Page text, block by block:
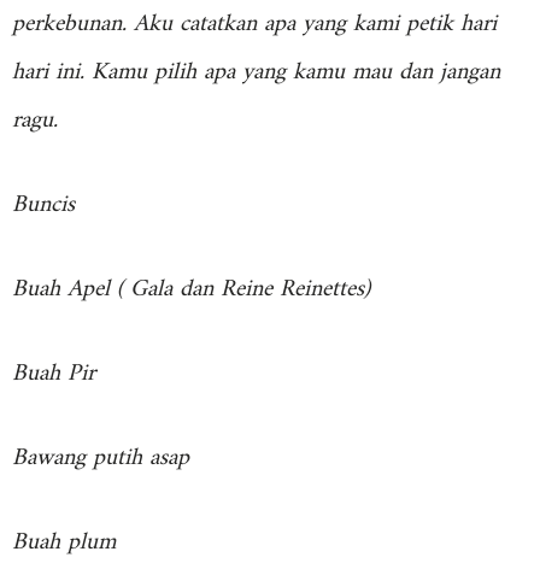
perkebunan. Aku catatkan apa yang kami petik hari
hari ini. Kamu pilih apa yang kamu mau dan jangan
ragu.
Buncis
Buah Apel ( Gala dan Reine Reinettes)
Buah Pir
Bawang putih asap
Buah plum